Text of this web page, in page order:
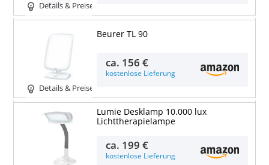
Details & Preise
Details & Preise
Beurer TL 90
ca. 156 €
kostenlose Lieferung
Lumie Desklamp 10.000 lux
Lichttherapielampe
ca. 199 €
kostenlose Lieferung